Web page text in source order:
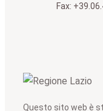
Fax:
Questo sito web è